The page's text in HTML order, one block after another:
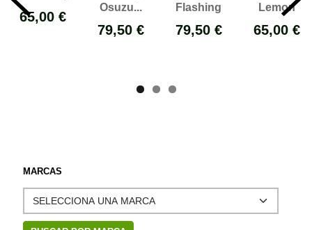
MARCAS
65,00 €
Osuzu...
79,50 €
Flashing
79,50 €
Lemon
65,00 €